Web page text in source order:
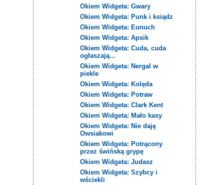
Okiem Widgeta: Gwary
Okiem Widgeta: Punk i ksiądz
Okiem Widgeta: Eunuch
Okiem Widgeta: Apsik
Okiem Widgeta: Cuda, cuda
ogłaszają...
Okiem Widgeta: Nergal w
piekle
Okiem Widgeta: Kolęda
Okiem Widgeta: Potraw
Okiem Widgeta: Clark Kent
Okiem Widgeta: Mało kasy
Okiem Widgeta: Nie daję
Owsiakowi
Okiem Widgeta: Potrącony
przez świńską grypę
Okiem Widgeta: Judasz
Okiem Widgeta: Szybcy i
wściekli